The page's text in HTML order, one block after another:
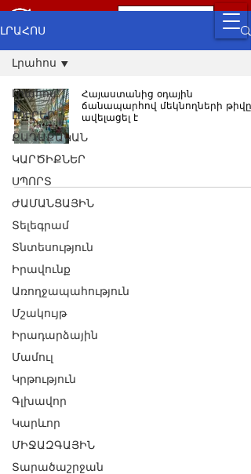
ԼՐԱՀՈՍ
Լրահոս
ԼՈՒՐԵՐ
ՔԱՂԱՔԱԿԱՆ
ԿԱՐԾԻՔՆԵՐ
ՍՊՈՐՏ
ԺԱՄԱՆՑԱՅԻՆ
Տելեգրամ
Տնտեսություն
Իրավունք
Առողջապահություն
Մշակույթ
Իրադարձային
Մամուլ
Կրթություն
Գլխավոր
Կարևոր
ՄԻՋԱԶԳԱՅԻՆ
Տարածաշրջան
Լրահոս
Հայաստանից օդային
ճանապարհով մեկնողների թիվը
ավելացել է